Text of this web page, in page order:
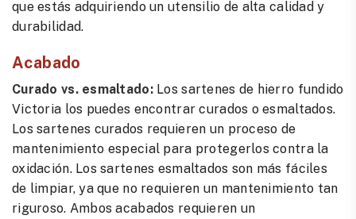
que estás adquiriendo un utensilio de alta calidad y
durabilidad.
Acabado
Curado vs. esmaltado:Los sartenes de hierro fundido
Victoria los puedes encontrar curados o esmaltados.
Los sartenes curados requieren un proceso de
mantenimiento especial para protegerlos contra la
oxidación. Los sartenes esmaltados son más fáciles
de limpiar, ya que no requieren un mantenimiento tan
riguroso. Ambos acabados requieren un